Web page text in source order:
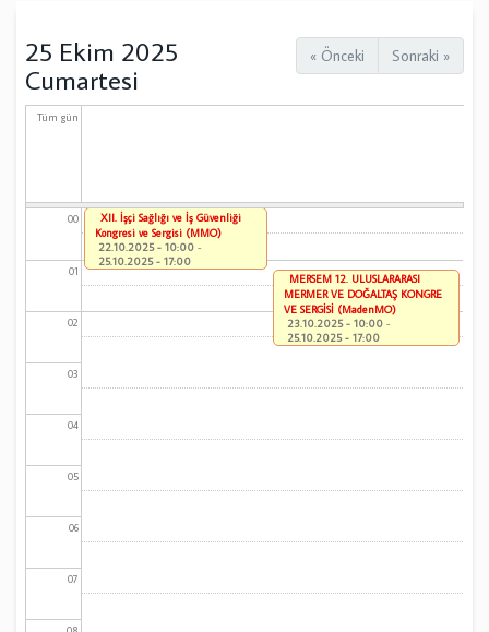
« Önceki Sonraki »
25 Ekim 2025
Cumartesi
Tüm gün
00
01
02
03
04
05
06
07
XII. İşçi Sağlığı ve İş Güvenliği
Kongresi ve Sergisi (MMO)
22.10.2025 - 10:00 -
25.10.2025 - 17:00
MERSEM 12. ULUSLARARASI
MERMER VE DOĞALTAŞ KONGRE
VE SERGİSİ (MadenMO)
23.10.2025 - 10:00-
25.10.2025 - 17:00